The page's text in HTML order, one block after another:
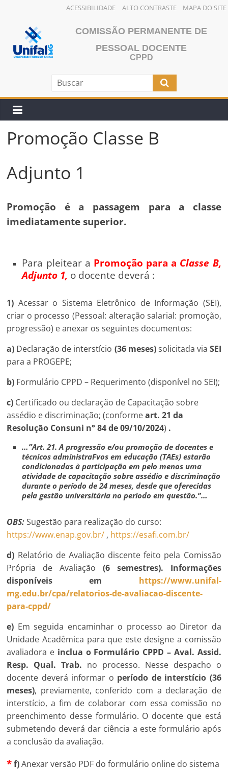
ACESSIBILIDADE ALTO CONTRASTE MAPA DO SITE
conteúdo
COMISSÃO PERMANENTE DE
PESSOAL DOCENTE
CPPD
Promoção Classe B
Adjunto 1
Promoção é a passagem para a classe
imediatamente superior.
Para pleitear a Promoção para a Classe B,
Adjunto 1, o docente deverá :
1) Acessar o Sistema Eletrônico de Informação (SEI),
criar o processo (Pessoal: alteração salarial: promoção,
progressão) e anexar os seguintes documentos:
a) Declaração de interstício (36 meses)solicitada via SEI
para a PROGEPE;
b) Formulário CPPD – Requerimento (disponível no SEI);
c) Certificado ou declaração de Capacitação sobre
assédio e discriminação; (conformeart. 21 da
Resolução Consuni n° 84 de 09/10/2024) .
…”Art. 21. A progressão e/ou promoção de docentes e
técnicos administraFvos em educação (TAEs) estarão
condicionadas à participação em pelo menos uma
atividade de capacitação sobre assédio e discriminação
durante o período de 24 meses, desde que oferecidas
pela gestão universitária no período em questão.”…
OBS:Sugestão para realização do curso:
https://www.enap.gov.br/ , https://esafi.com.br/
d) Relatório de Avaliação discente feito pela Comissão
Própria de Avaliação (6 semestres). Informações
disponíveis em https://www.unifal-
mg.edu.br/cpa/relatorios-de-avaliacao-discente-
para-cppd/
e) Em seguida encaminhar o processo ao Diretor da
Unidade Acadêmica para que este designe a comissão
avaliadora e inclua o Formulário CPPD – Aval. Assid.
Resp. Qual. Trab. no processo. Nesse despacho o
docente deverá informar o período de interstício (36
meses), previamente, conferido com a declaração de
interstício, a fim de colaborar com essa comissão no
preenchimento desse formulário. O docente que está
submetendo deverá dar ciência a este formulário após
a conclusão da avaliação.
*f)Anexar versão PDF do formulário online do sistema